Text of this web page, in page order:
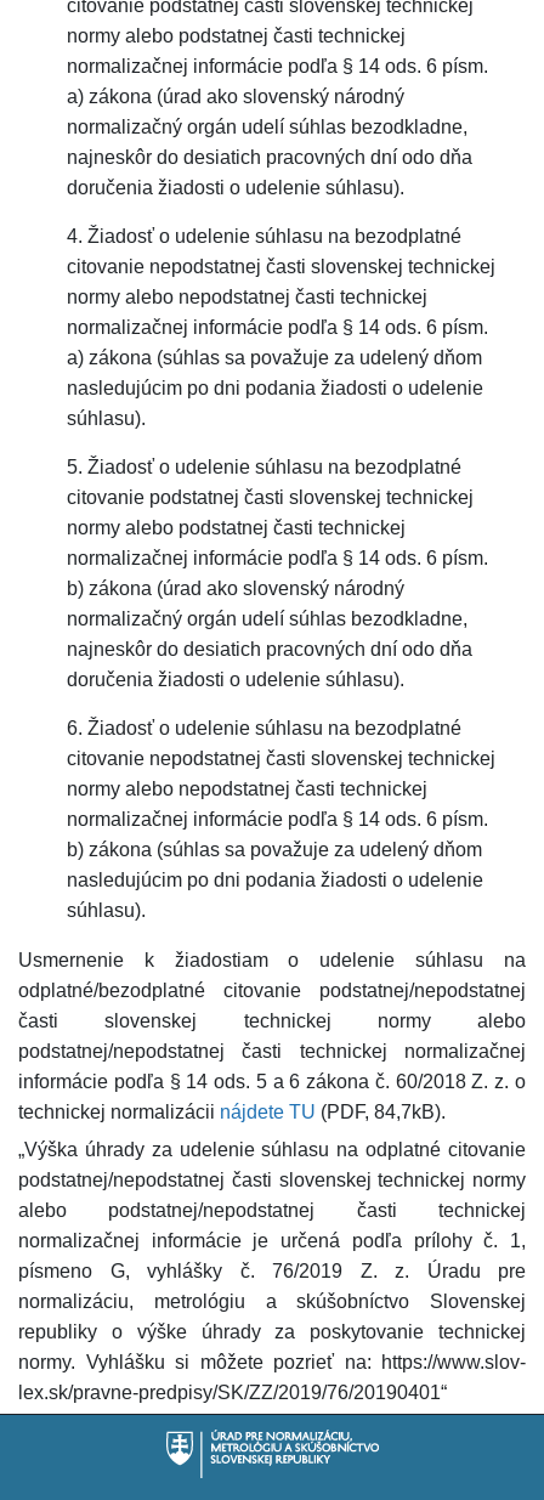
citovanie podstatnej časti slovenskej technickej
normy alebo podstatnej časti technickej
normalizačnej informácie podľa § 14 ods. 6 písm.
a) zákona (úrad ako slovenský národný
normalizačný orgán udelí súhlas bezodkladne,
najneskôr do desiatich pracovných dní odo dňa
doručenia žiadosti o udelenie súhlasu).
4. Žiadosť o udelenie súhlasu na bezodplatné
citovanie nepodstatnej časti slovenskej technickej
normy alebo nepodstatnej časti technickej
normalizačnej informácie podľa § 14 ods. 6 písm.
a) zákona (súhlas sa považuje za udelený dňom
nasledujúcim po dni podania žiadosti o udelenie
súhlasu).
5. Žiadosť o udelenie súhlasu na bezodplatné
citovanie podstatnej časti slovenskej technickej
normy alebo podstatnej časti technickej
normalizačnej informácie podľa § 14 ods. 6 písm.
b) zákona (úrad ako slovenský národný
normalizačný orgán udelí súhlas bezodkladne,
najneskôr do desiatich pracovných dní odo dňa
doručenia žiadosti o udelenie súhlasu).
6. Žiadosť o udelenie súhlasu na bezodplatné
citovanie nepodstatnej časti slovenskej technickej
normy alebo nepodstatnej časti technickej
normalizačnej informácie podľa § 14 ods. 6 písm.
b) zákona (súhlas sa považuje za udelený dňom
nasledujúcim po dni podania žiadosti o udelenie
súhlasu).
Usmernenie k žiadostiam o udelenie súhlasu na
odplatné/bezodplatné citovanie podstatnej/nepodstatnej
časti slovenskej technickej normy alebo
podstatnej/nepodstatnej časti technickej normalizačnej
informácie podľa § 14 ods. 5 a 6 zákona č. 60/2018 Z. z. o
technickej normalizácii nájdete TU (PDF, 84,7kB).
„Výška úhrady za udelenie súhlasu na odplatné citovanie
podstatnej/nepodstatnej časti slovenskej technickej normy
alebo podstatnej/nepodstatnej časti technickej
normalizačnej informácie je určená podľa prílohy č. 1,
písmeno G, vyhlášky č. 76/2019 Z. z. Úradu pre
normalizáciu, metrológiu a skúšobníctvo Slovenskej
republiky o výške úhrady za poskytovanie technickej
normy. Vyhlášku si môžete pozrieť na: https://www.slov-
lex.sk/pravne-predpisy/SK/ZZ/2019/76/20190401“